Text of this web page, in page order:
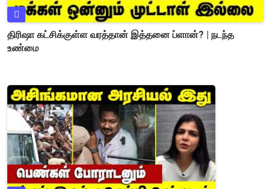
திரிஷா கட்சிக்குள்ள வரத்தான் இத்தனை ப்ளான்? | நடந்த
உண்மை